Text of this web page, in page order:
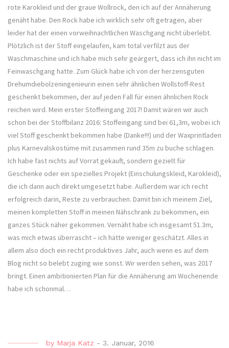
rote Karokleid und der graue Wollrock, den ich auf der Annäherung
genäht habe. Den Rock habe ich wirklich sehr oft getragen, aber
leider hat der einen vorweihnachtlichen Waschgang nicht überlebt.
Plötzlich ist der Stoff eingelaufen, kam total verfilzt aus der
Waschmaschine und ich habe mich sehr geärgert, dass ich ihn nicht im
Feinwaschgang hatte. Zum Glück habe ich von der herzensguten
Drehumdiebolzeningenieurin einen sehr ähnlichen Wollstoff-Rest
geschenkt bekommen, der auf jeden Fall für einen ähnlichen Rock
reichen wird. Mein erster Stoffeingang 2017! Damit wären wir auch
schon bei der Stoffbilanz 2016: Stoffeingang sind bei 61,3m, wobei ich
viel Stoff geschenkt bekommen habe (Danke!!!) und der Waxprintladen
plus Karnevalskostüme mit zusammen rund 35m zu buche schlagen.
Ich habe fast nichts auf Vorrat gekauft, sondern gezielt für
Geschenke oder ein spezielles Projekt (Einschulungskleid, Karokleid),
die ich dann auch direkt umgesetzt habe. Außerdem war ich recht
erfolgreich darin, Reste zu verbrauchen. Damit bin ich meinem Ziel,
meinen kompletten Stoff in meinen Nähschrank zu bekommen, ein
ganzes Stück näher gekommen. Vernäht habe ich insgesamt 51.3m,
was mich etwas überrascht – ich hätte weniger geschätzt. Alles in
allem also doch ein recht produktives Jahr, auch wenn es auf dem
Blog nicht so belebt zuging wie sonst. Wir werden sehen, was 2017
bringt. Einen ambitionierten Plan für die Annäherung am Wochenende
habe ich schonmal…
by Marja Katz - 3. Januar, 2016